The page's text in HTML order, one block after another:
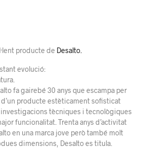
producte de Desalto.
evolució:
fa gairebé 30 anys que escampa per
producte estèticament sofisticat
tècniques i tecnològiques
funcionalitat. Trenta anys d’activitat
en una marca jove però també molt
dimensions, Desalto es titula.